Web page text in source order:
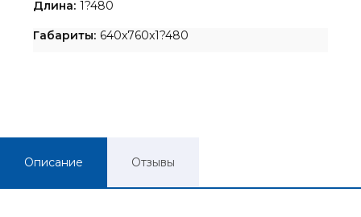
Длина: 1?480
Габариты: 640x760x1?480
Описание Отзывы